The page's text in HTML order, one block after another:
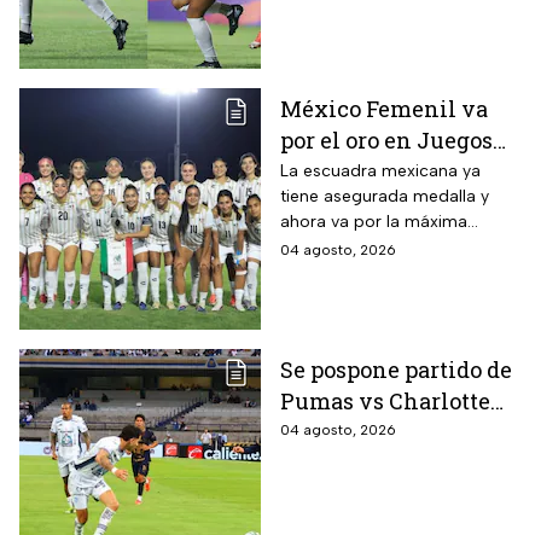
México Femenil va
por el oro en Juegos
Centroamericanos; ya
conoce a su rival
La escuadra mexicana ya
tiene asegurada medalla y
ahora va por la máxima
presea en los Juegos
04 agosto, 2026
Se pospone partido de
Pumas vs Charlotte
FC en el inicio de la
04 agosto, 2026